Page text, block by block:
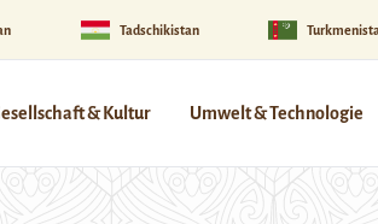
Tadschikistan
& Kultur Umwelt & Technologie